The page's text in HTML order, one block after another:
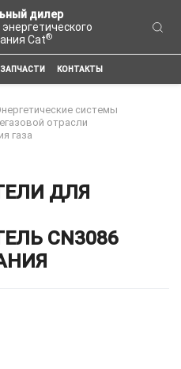
дилер
энергетического
Cat®
КОНТАКТЫ
системы
отрасли
газа
ДЛЯ
CN3086